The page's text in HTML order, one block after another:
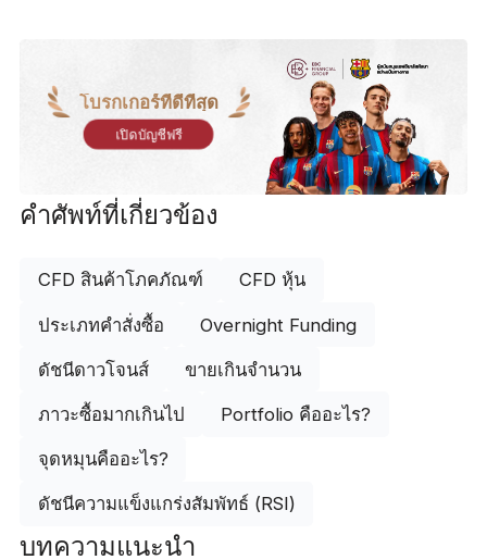
โบรกเกอร์ที่ดีที่สุด
เปิดบัญชีฟรี
คำศัพท์ที่เกี่ยวข้อง
CFD สินค้าโภคภัณฑ์ CFD หุ้น
ประเภทคำสั่งซื้อ Overnight Funding
ดัชนีดาวโจนส์ ขายเกินจำนวน
ภาวะซื้อมากเกินไป Portfolio คืออะไร?
จุดหมุนคืออะไร?
ดัชนีความแข็งแกร่งสัมพัทธ์ (RSI)
บทความแนะนำ